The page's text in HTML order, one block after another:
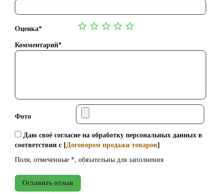
Оценка*
Комментарий*
Фото
Даю своё согласие на обработку персональных данных в
соответствии с [Договором продажи товаров]
Поля, отмеченные *, обязательны для заполнения
Оставить отзыв